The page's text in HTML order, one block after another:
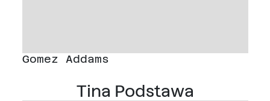
Gomez Addams
Tina Podstawa